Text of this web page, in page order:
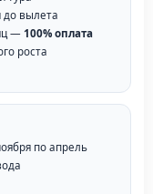
до вылета
—100% оплата
роста
по апрель